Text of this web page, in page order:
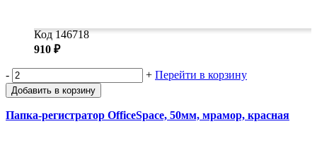
Код 146718
910 ₽
- + Перейти в корзину
Добавить в корзину
Папка-регистратор OfficeSpace, 50мм, мрамор, красная